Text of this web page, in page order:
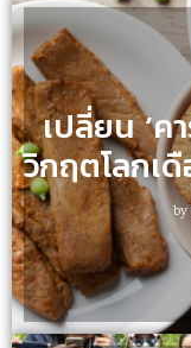
เปลี่ยน ‘ค
วิกฤตโลกเ
by